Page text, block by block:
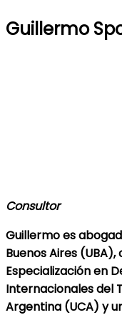
Guillermo
Consultor
Guillermo es
Buenos Aires
Especialización en
Internacionales del
Argentina (UCA) y